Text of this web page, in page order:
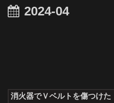
2024-04
消火器でＶベルトを傷つけ